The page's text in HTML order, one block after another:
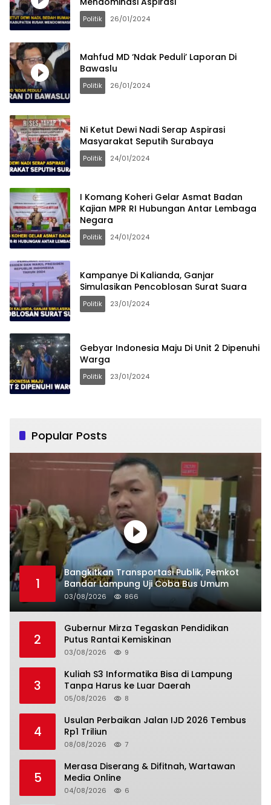
Politik 26/01/2024
Mahfud MD ‘Ndak Peduli’ Laporan Di
Bawaslu
Politik 26/01/2024
Ni Ketut Dewi Nadi Serap Aspirasi
Masyarakat Seputih Surabaya
Politik 24/01/2024
I Komang Koheri Gelar Asmat Badan
Kajian MPR RI Hubungan Antar Lembaga
Negara
Politik 24/01/2024
Kampanye Di Kalianda, Ganjar
Simulasikan Pencoblosan Surat Suara
Politik 23/01/2024
Gebyar Indonesia Maju Di Unit 2 Dipenuhi
Warga
Politik 23/01/2024
Popular Posts
1
Bangkitkan Transportasi Publik, Pemkot
Bandar Lampung Uji Coba Bus Umum
03/08/2026 866
2
Gubernur Mirza Tegaskan Pendidikan
Putus Rantai Kemiskinan
03/08/2026 9
3
Kuliah S3 Informatika Bisa di Lampung
Tanpa Harus ke Luar Daerah
05/08/2026 8
4
Usulan Perbaikan Jalan IJD 2026 Tembus
Rp1 Triliun
08/08/2026 7
5
Merasa Diserang & Difitnah, Wartawan
Media Online
04/08/2026 6